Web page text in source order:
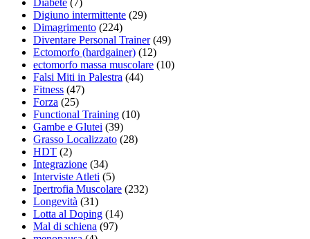
Diabete (7)
Digiuno intermittente (29)
Dimagrimento (224)
Diventare Personal Trainer(49)
Ectomorfo (hardgainer) (12)
ectomorfo massa muscolare (10)
Falsi Miti in Palestra (44)
Fitness (47)
Forza (25)
Functional Training (10)
Gambe e Glutei (39)
Grasso Localizzato (28)
HDT (2)
Integrazione (34)
Interviste Atleti (5)
Ipertrofia Muscolare (232)
Longevità (31)
Lotta al Doping (14)
Mal di schiena (97)